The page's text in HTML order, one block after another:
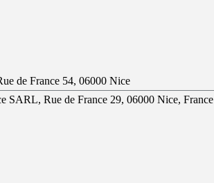
de France 54, 06000 Nice
SARL, Rue de France 29, 06000 Nice, France